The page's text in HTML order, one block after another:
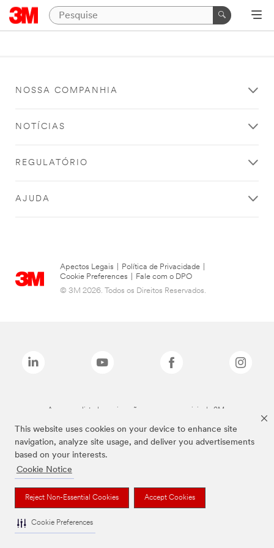
This website uses cookies on your device to enhance site
navigation, analyze site usage, and deliver you advertisements
based on your interests.
Cookie Notice
Reject Non-Essential Cookies Accept Cookies
Cookie Preferences
NOSSA COMPANHIA
NOTÍCIAS
REGULATÓRIO
AJUDA
Apectos Legais Política de Privacidade
Cookie Preferences
Fale com o DPO
© 3M 2026. Todos os Direitos Reservados.
As marcas listadas a cima são marcas comerciais da 3M.